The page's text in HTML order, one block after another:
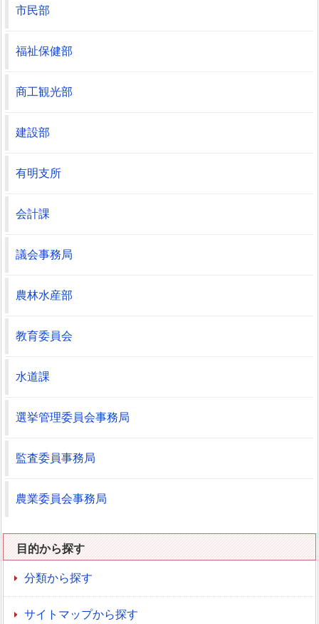
市民部
福祉保健部
商工観光部
建設部
有明支所
会計課
議会事務局
農林水産部
教育委員会
水道課
選挙管理委員会事務局
監査委員事務局
農業委員会事務局
目的から探す
分類から探す
サイトマップから探す